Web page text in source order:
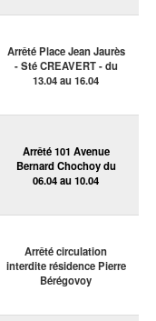
Arrêté Place Jean Jaurès
- Sté CREAVERT - du
13.04 au 16.04
Arrêté 101 Avenue
Bernard Chochoy du
06.04 au 10.04
Arrêté circulation
interdite résidence Pierre
Bérégovoy